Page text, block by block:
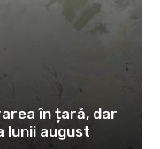
în țară, dar
lunii august